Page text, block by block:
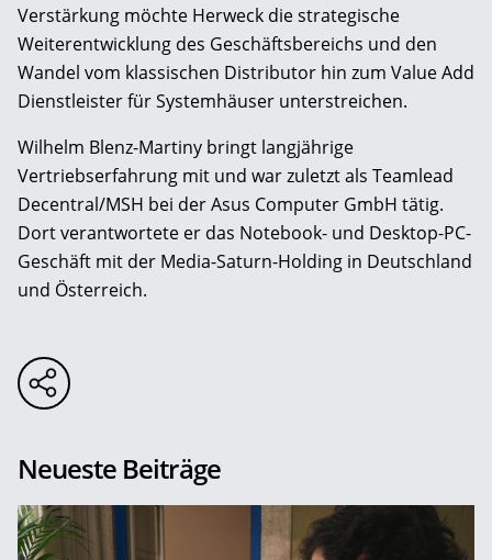
Verstärkung möchte Herweck die strategische
Weiterentwicklung des Geschäftsbereichs und den
Wandel vom klassischen Distributor hin zum Value Add
Dienstleister für Systemhäuser unterstreichen.
Wilhelm Blenz-Martiny bringt langjährige
Vertriebserfahrung mit und war zuletzt als Teamlead
Decentral/MSH bei der Asus Computer GmbH tätig.
Dort verantwortete er das Notebook- und Desktop-PC-
Geschäft mit der Media-Saturn-Holding in Deutschland
und Österreich.
Neueste Beiträge